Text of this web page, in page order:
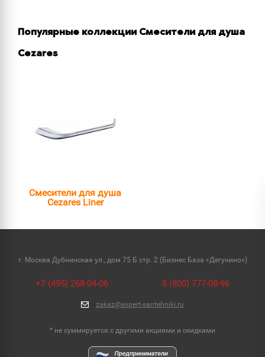
Популярные коллекции Смесители для душа
Cezares
Смесители для душа
Cezares Liner
г. Москва Дубнинская ул., дом 75 Б стр. 2 (Бизнес База «Дегунино»)
+7 (495) 268-04-06 8 (800) 777-08-96
zakaz@expert-santehniki.ru
* не суммируется с другими акциями и скидками